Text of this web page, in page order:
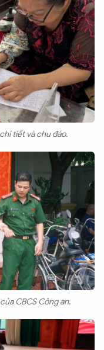
tiết và chu đáo.
CBCS Công an.